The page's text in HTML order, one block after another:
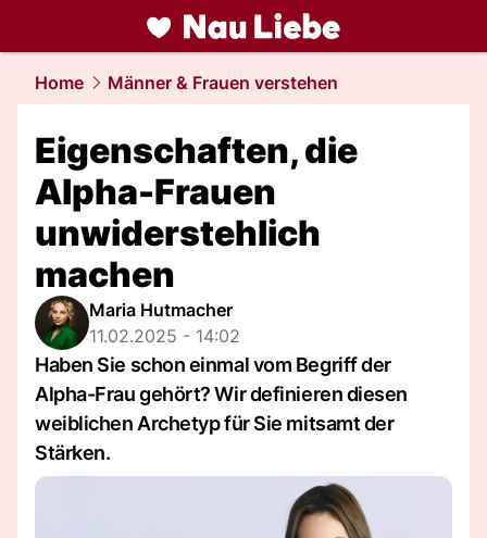
liebe.NAU.ch
Home Männer & Frauen verstehen
Eigenschaften, die
Alpha-Frauen
unwiderstehlich
machen
Maria Hutmacher
11.02.2025 - 14:02
Haben Sie schon einmal vom Begriff der
Alpha-Frau gehört? Wir definieren diesen
weiblichen Archetyp für Sie mitsamt der
Stärken.